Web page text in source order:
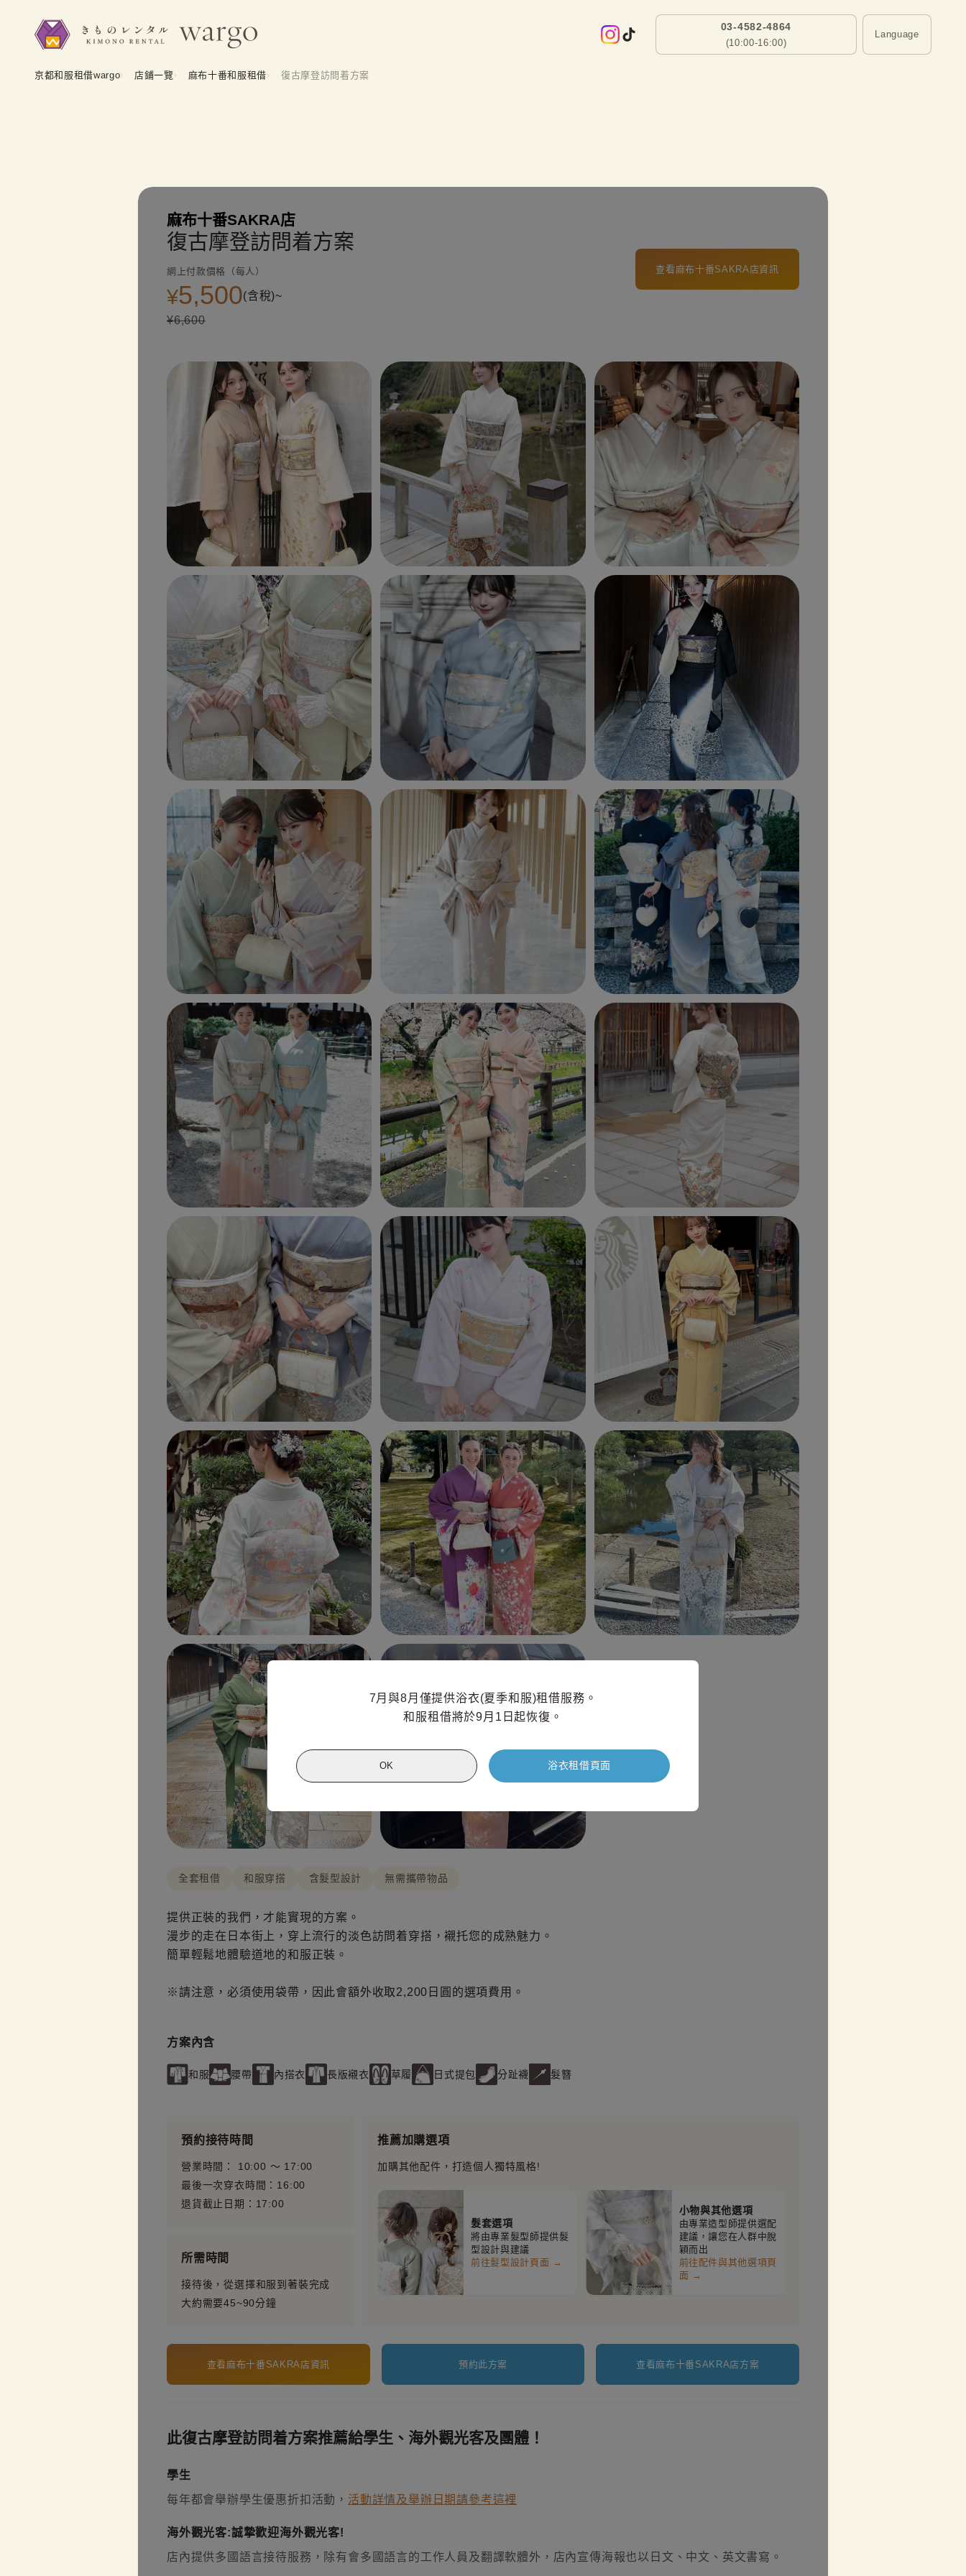
03-4582-4864
(10:00-16:00)
Language
京都和服租借wargo 店鋪一覽 麻布十番和服租借 復古摩登訪問着方案
7月與8月僅提供浴衣(夏季和服)租借服務。
和服租借將於9月1日起恢復。
OK 浴衣租借頁面
復古摩登訪問着方案
麻布十番SAKRA店
網上付款價格（每人）
¥5,500(含稅)~
¥6,600
查看麻布十番SAKRA店資訊
全套租借 和服穿搭 含髮型設計 無需攜帶物品
提供正裝的我們，才能實現的方案。
漫步的走在日本街上，穿上流行的淡色訪問着穿搭，襯托您的成熟魅力。
簡單輕鬆地體驗道地的和服正裝。
※請注意，必須使用袋帶，因此會額外收取2,200日圓的選項費用。
方案內含
和服 腰帶 內搭衣 長版襯衣 草履 日式提包 分趾襪 髮簪
預約接待時間
營業時間： 10:00 〜 17:00
最後一次穿衣時間：16:00
退貨截止日期：17:00
所需時間
接待後，從選擇和服到著裝完成
大約需要45~90分鐘
推薦加購選項
加購其他配件，打造個人獨特風格!
髮套選項
將由專業髮型師提供髮
型設計與建議
前往髮型設計頁面 →
小物與其他選項
由專業造型師提供選配
建議，讓您在人群中脫
穎而出
前往配件與其他選項頁
面 →
查看麻布十番SAKRA店資訊 預約此方案 查看麻布十番SAKRA店方案
此復古摩登訪問着方案推薦給學生、海外觀光客及團體！
學生
每年都會舉辦學生優惠折扣活動， 活動詳情及舉辦日期請參考這裡
海外觀光客:誠摯歡迎海外觀光客!
店內提供多國語言接待服務，除有會多國語言的工作人員及翻譯軟體外，店內宣傳海報也以日文、中文、英文書寫。